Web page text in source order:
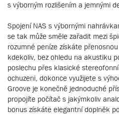
s výborným rozlišením a jemnými
Spojení NAS s výbornými
se tak může směle zařadit mezi
rozumné peníze získáte
kdekoliv, bez ohledu na akustiku
poslechu přes klasické
ochuzeni, dokonce využijete s
Groove je konečně jednoduché
propojíte počítač s jakýmkoliv
bonus získáte elegantní doplněk